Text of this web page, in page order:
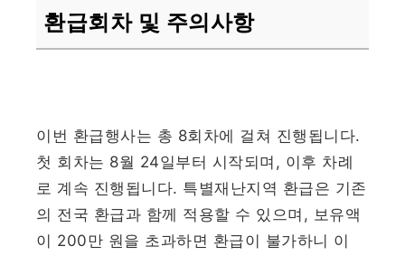
환급회차 및 주의사항
이번 환급행사는 총 8회차에 걸쳐 진행됩니다.
첫 회차는 8월 24일부터 시작되며, 이후 차례
로 계속 진행됩니다. 특별재난지역 환급은 기존
의 전국 환급과 함께 적용할 수 있으며, 보유액
이 200만 원을 초과하면 환급이 불가하니 이